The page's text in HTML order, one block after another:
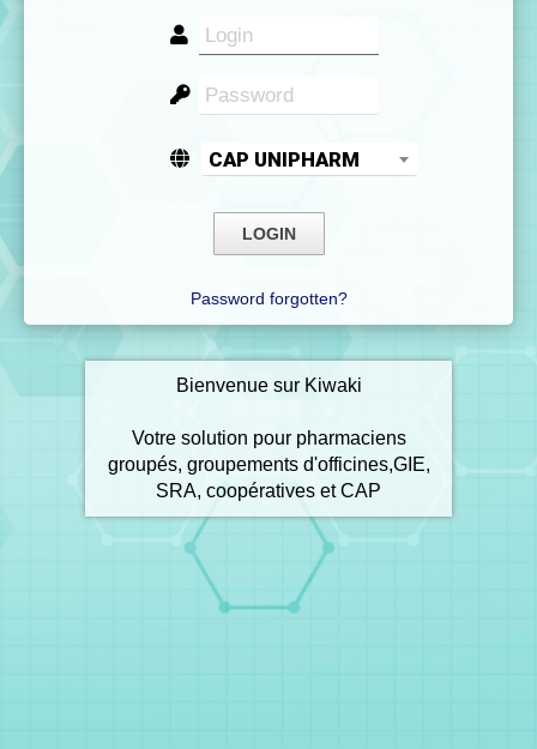
CAP UNIPHARM
Password forgotten?
Bienvenue sur Kiwaki
Votre solution pour pharmaciens
groupés, groupements d'officines,GIE,
SRA, coopératives et CAP